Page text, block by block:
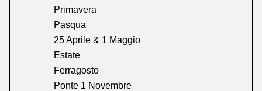
Primavera
Pasqua
25 Aprile & 1 Maggio
Estate
Ferragosto
Ponte 1 Novembre